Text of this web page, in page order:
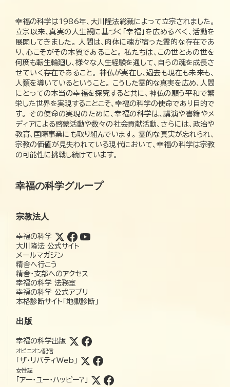
幸福の科学は1986年、大川隆法総裁によって立宗されました。
立宗以来、真実の人生観に基づく「幸福」を広めるべく、活動を
展開してきました。 人間は、肉体に魂が宿った霊的な存在であ
り、心こそがその本質であること。 私たちは、この世とあの世を
何度も転生輪廻し、様々な人生経験を通して、自らの魂を成長さ
せていく存在であること。 神仏が実在し、過去も現在も未来も、
人類を導いているということ。 こうした霊的な真実を広め、人間
にとっての本当の幸福を探究すると共に、神仏の願う平和で繁
栄した世界を実現することこそ、幸福の科学の使命であり目的で
す。 その使命の実現のために、幸福の科学は、講演や書籍やメ
ディアによる啓蒙活動や数々の社会貢献活動、さらには、政治や
教育、国際事業にも取り組んでいます。 霊的な真実が忘れられ、
宗教の価値が見失われている現代において、幸福の科学は宗教
の可能性に挑戦し続けています。
幸福の科学グループ
宗教法人
幸福の科学
大川隆法 公式サイト
メールマガジン
精舎へ行こう
精舎・支部へのアクセス
幸福の科学 法務室
幸福の科学 公式アプリ
本格診断サイト「地獄診断」
出版
幸福の科学出版
オピニオン配信
「ザ・リバティWeb」
女性誌
「アー・ユー・ハッピー?」